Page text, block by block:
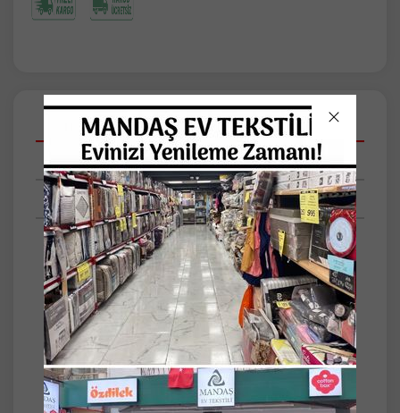
Açıklamalar
Taksit Seçenekleri
Tüm Yorumlar
Özdilek Pamuklu Havlu | Yüksek Kalite ve
Konfor Özdilek’in %100 pamuklu havluları,
banyonuzda lüks ve konforu bir araya
getiriyor. ölçü 50*90 cm
Yumuşak dokusu ve yüksek emicilik
özelliğiyle cildinizi nazikçe kurular, uzun
ömürlü yapısıyla her kullanımda ilk günkü
gibi kalır. Çeşitli renk ve boyut seçenekleriyle
her zevke hitap eden Özdilek pamuklu